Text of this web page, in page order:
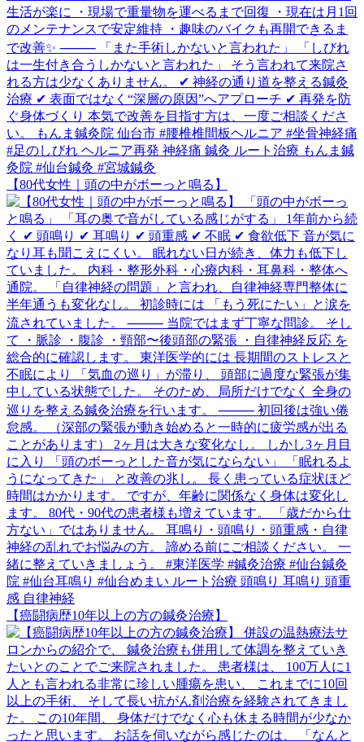
【80代女性｜頭の中がボーっと鳴る】
【癌闘病歴10年以上の方の鍼灸治療】